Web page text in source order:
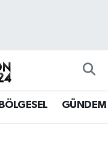
BÖLGESEL GÜNDEM